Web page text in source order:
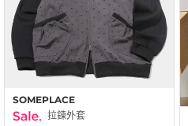
SOMEPLACE
拉鍊外套